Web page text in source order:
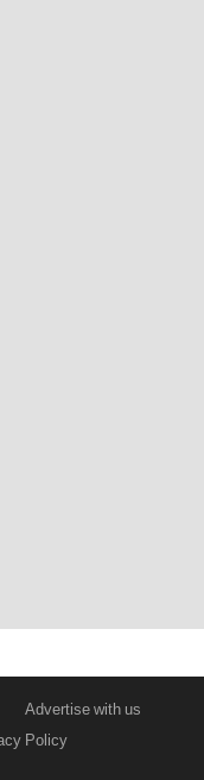
Advertise with us
Policy